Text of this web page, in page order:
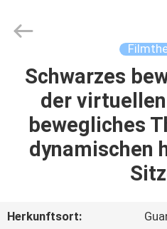
HEIM
PRODUKTE
Co.,Ltd.
Schwarzes
der
bewegliches
dynamischen
Herkunftsort: